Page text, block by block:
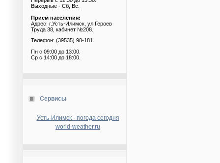
Выходные - Сб, Вс.
Приём населения:
Адрес: г.Усть-Илимск, ул.Героев
Труда 38, кабинет №208.
Телефон: (39535) 98-181.
Пн с 09:00 до 13:00.
Ср с 14:00 до 18:00.
Сервисы
Усть-Илимск - погода сегодня
world-weather.ru